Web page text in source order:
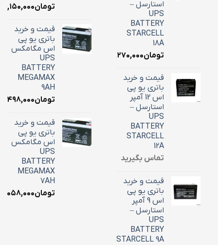
استارسل –
UPS
BATTERY
STARCELL
18A
تومان۶,۲۷۰,۰۰۰
قیمت و خرید
باتری یو پی
اس 12 آمپر
استارسل –
UPS
BATTERY
STARCELL
12A
تماس بگیرید
قیمت و خرید
باتری یو پی
اس 9 آمپر
استارسل –
UPS
BATTERY
STARCELL 9A
تومان۷,۱۵۰,۰۰۰
قیمت و خرید
باتری یو پی
اس مگامکس
UPS
BATTERY
MEGAMAX
9AH
تومان
قیمت و خرید
باتری یو پی
اس مگامکس
UPS
BATTERY
MEGAMAX
7AH
تومان